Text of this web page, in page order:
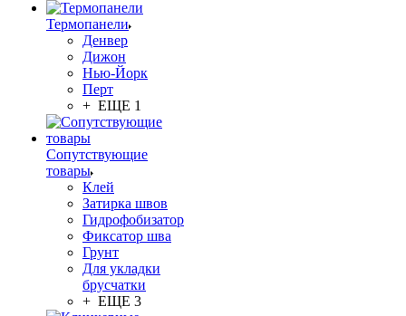
Термопанели
Денвер
Дижон
Нью-Йорк
Перт
+ ЕЩЕ 1
Сопутствующие
товары
Клей
Затирка швов
Гидрофобизатор
Фиксатор шва
Грунт
Для укладки
брусчатки
+ ЕЩЕ 3